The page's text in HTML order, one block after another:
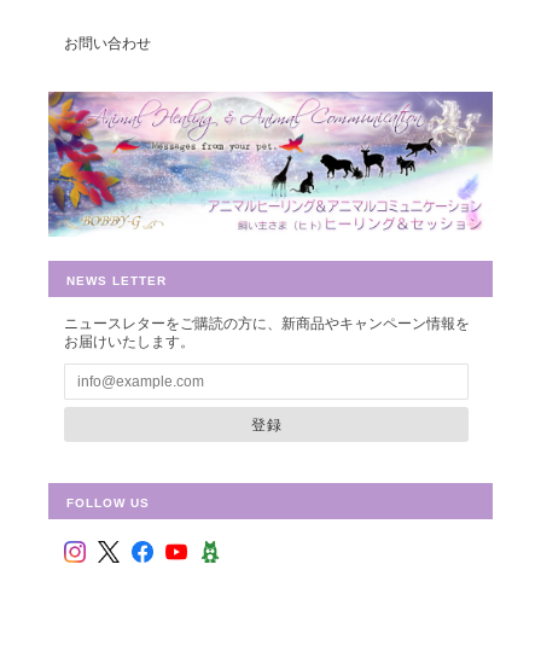
お問い合わせ
NEWS LETTER
ニュースレターをご購読の方に、新商品やキャンペーン情報を
お届けいたします。
登録
FOLLOW US